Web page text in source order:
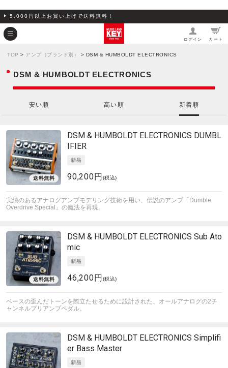
5,000円以上お買い上げで送料無料！
ログイン カート
TOP > アンプ（ブランド別） > DSM & HUMBOLDT ELECTRONICS
DSM & HUMBOLDT ELECTRONICS
安い順 高い順 新着順
DSM & HUMBOLDT ELECTRONICS DUMBL
IFIER
90,200円 (税込)
実績のあるアナログアンプモデリング技術を用い、伝説のアンプ「Dumble
Overdrive Special」の魔法を再現。
DSM & HUMBOLDT ELECTRONICS Sub Ato
mic
46,200円 (税込)
ベースの歪んだトーンを際立たせるために設計された、オールアナログの2チ
ャンネルプリアンプペダル。
DSM & HUMBOLDT ELECTRONICS Simplifi
er Bass Master